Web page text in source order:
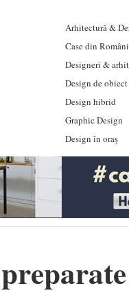
Arhitectură &
Case din
Designeri &
Design de obiect
Design hibrid
Graphic Design
Design în oraș